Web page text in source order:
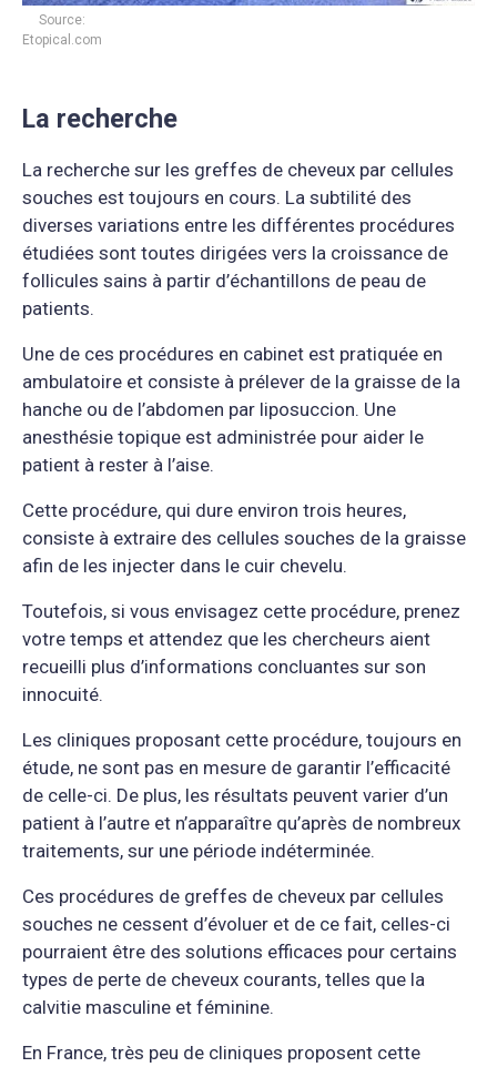
Source:
Etopical.com
La recherche
La recherche sur les greffes de cheveux par cellules
souches est toujours en cours. La subtilité des
diverses variations entre les différentes procédures
étudiées sont toutes dirigées vers la croissance de
follicules sains à partir d’échantillons de peau de
patients.
Une de ces procédures en cabinet est pratiquée en
ambulatoire et consiste à prélever de la graisse de la
hanche ou de l’abdomen par liposuccion. Une
anesthésie topique est administrée pour aider le
patient à rester à l’aise.
Cette procédure, qui dure environ trois heures,
consiste à extraire des cellules souches de la graisse
afin de les injecter dans le cuir chevelu.
Toutefois, si vous envisagez cette procédure, prenez
votre temps et attendez que les chercheurs aient
recueilli plus d’informations concluantes sur son
innocuité.
Les cliniques proposant cette procédure, toujours en
étude, ne sont pas en mesure de garantir l’efficacité
de celle-ci. De plus, les résultats peuvent varier d’un
patient à l’autre et n’apparaître qu’après de nombreux
traitements, sur une période indéterminée.
Ces procédures de greffes de cheveux par cellules
souches ne cessent d’évoluer et de ce fait, celles-ci
pourraient être des solutions efficaces pour certains
types de perte de cheveux courants, telles que la
calvitie masculine et féminine.
En France, très peu de cliniques proposent cette